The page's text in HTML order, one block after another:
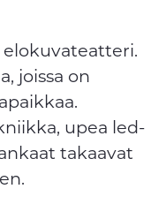
elokuvateatteri.
joissa on
upea led-
takaavat